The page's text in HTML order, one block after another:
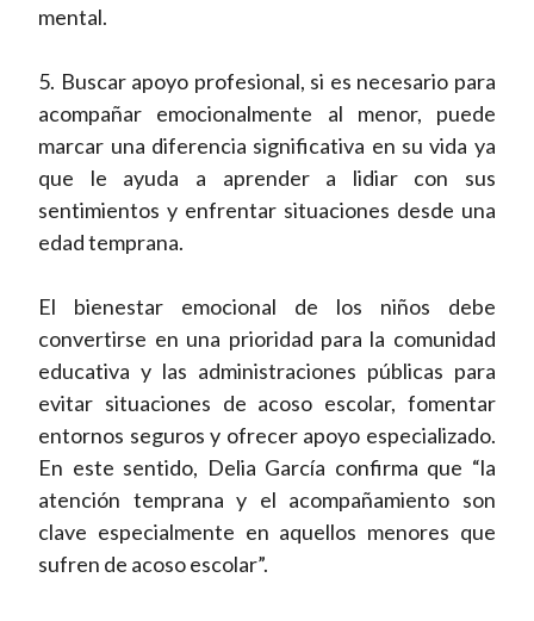
mental.
5. Buscar apoyo profesional, si es necesario para
acompañar emocionalmente al menor, puede
marcar una diferencia significativa en su vida ya
que le ayuda a aprender a lidiar con sus
sentimientos y enfrentar situaciones desde una
edad temprana.
El bienestar emocional de los niños debe
convertirse en una prioridad para la comunidad
educativa y las administraciones públicas para
evitar situaciones de acoso escolar, fomentar
entornos seguros y ofrecer apoyo especializado.
En este sentido, Delia García confirma que “la
atención temprana y el acompañamiento son
clave especialmente en aquellos menores que
sufren de acoso escolar”.